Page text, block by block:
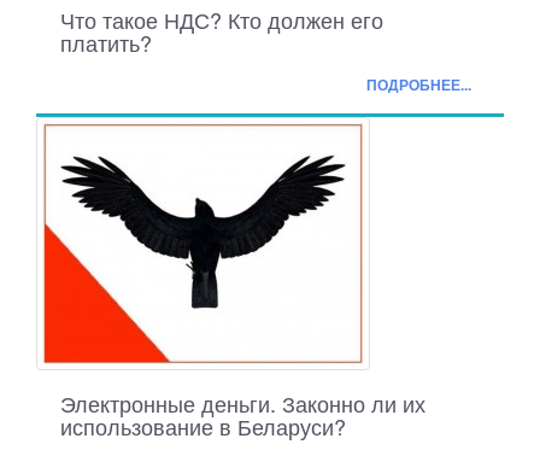
Что такое НДС? Кто должен его
платить?
ПОДРОБНЕЕ...
Электронные деньги. Законно ли их
использование в Беларуси?